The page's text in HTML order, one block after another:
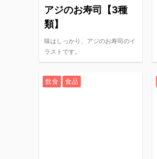
アジのお寿司【3種
類】
味はしっかり、アジのお寿司のイ
ラストです。
飲食 食品